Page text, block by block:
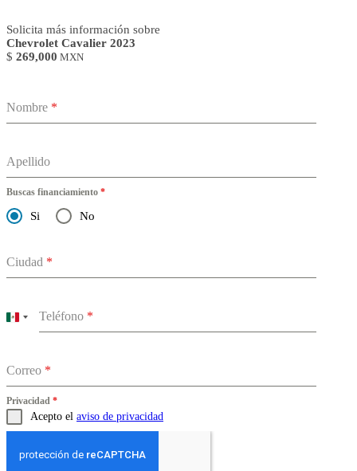
Solicita más información sobre
Chevrolet Cavalier 2023
$ 269,000 MXN
Nombre *
Apellido
Buscas financiamiento *
Si No
Ciudad *
Teléfono *
Mexico
Correo *
Privacidad *
Acepto el aviso de privacidad